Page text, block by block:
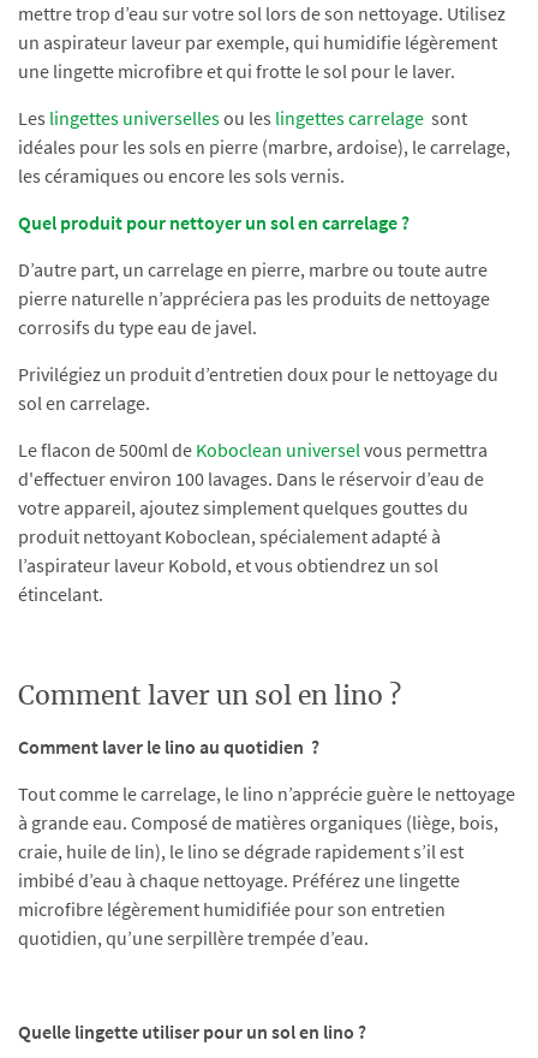
mettre trop d’eau sur votre sol lors de son nettoyage. Utilisez
un aspirateur laveur par exemple, qui humidifie légèrement
une lingette microfibre et qui frotte le sol pour le laver.
Les lingettes universellesou les lingettes carrelage sont
idéales pour les sols en pierre (marbre, ardoise), le carrelage,
les céramiques ou encore les sols vernis.
Quel produit pour nettoyer un sol en carrelage ?
D’autre part, un carrelage en pierre, marbre ou toute autre
pierre naturelle n’appréciera pas les produits de nettoyage
corrosifs du type eau de javel.
Privilégiez un produit d’entretien doux pour le nettoyage du
sol en carrelage.
Le flacon de 500ml de Koboclean universelvous permettra
d'effectuer environ 100 lavages. Dans le réservoir d’eau de
votre appareil, ajoutez simplement quelques gouttes du
produit nettoyant Koboclean, spécialement adapté à
l’aspirateur laveur Kobold, et vous obtiendrez un sol
étincelant.
Comment laver un sol en lino ?
Comment laver le lino au quotidien ?
Tout comme le carrelage, le lino n’apprécie guère le nettoyage
à grande eau. Composé de matières organiques (liège, bois,
craie, huile de lin), le lino se dégrade rapidement s’il est
imbibé d’eau à chaque nettoyage. Préférez une lingette
microfibre légèrement humidifiée pour son entretien
quotidien, qu’une serpillère trempée d’eau.
Quelle lingette utiliser pour un sol en lino ?